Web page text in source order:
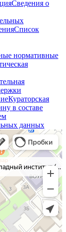
Сведения о
Cписок
нормативные
Кураторская
в составе
данных